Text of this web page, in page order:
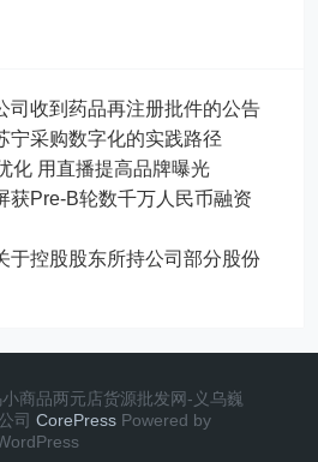
司收到药品再注册批件的公告
宁采购数字化的实践路径
化 用直播提高品牌曝光
获Pre-B轮数千万人民币融资
于控股股东所持公司部分股份
商品两元店货源批发网-义乌巍
司 CorePress Powered by